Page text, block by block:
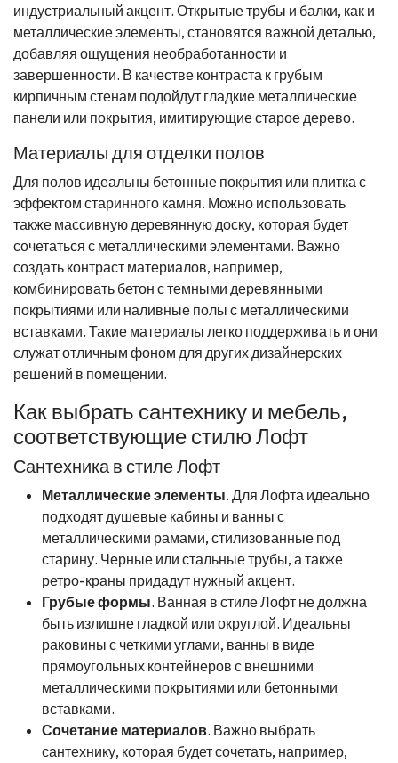
индустриальный акцент. Открытые трубы и балки, как и
металлические элементы, становятся важной деталью,
добавляя ощущения необработанности и
завершенности. В качестве контраста к грубым
кирпичным стенам подойдут гладкие металлические
панели или покрытия, имитирующие старое дерево.
Материалы для отделки полов
Для полов идеальны бетонные покрытия или плитка с
эффектом старинного камня. Можно использовать
также массивную деревянную доску, которая будет
сочетаться с металлическими элементами. Важно
создать контраст материалов, например,
комбинировать бетон с темными деревянными
покрытиями или наливные полы с металлическими
вставками. Такие материалы легко поддерживать и они
служат отличным фоном для других дизайнерских
решений в помещении.
Как выбрать сантехнику и мебель,
соответствующие стилю Лофт
Сантехника в стиле Лофт
Металлические элементы. Для Лофта идеально
подходят душевые кабины и ванны с
металлическими рамами, стилизованные под
старину. Черные или стальные трубы, а также
ретро-краны придадут нужный акцент.
Грубые формы. Ванная в стиле Лофт не должна
быть излишне гладкой или округлой. Идеальны
раковины с четкими углами, ванны в виде
прямоугольных контейнеров с внешними
металлическими покрытиями или бетонными
вставками.
Сочетание материалов. Важно выбрать
сантехнику, которая будет сочетать, например,